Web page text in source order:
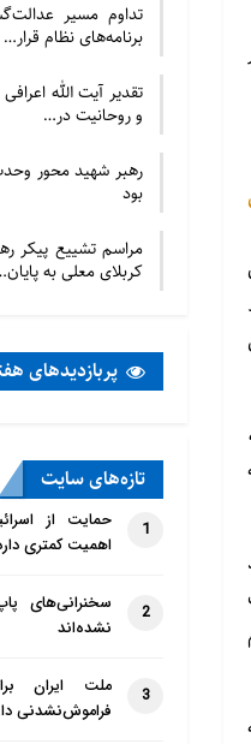
تداوم مسیر
برنامه‌های نظام قرار…
تقدیر آیت الله
و روحانیت در…
رهبر شهید محور
بود
مراسم تشییع پیکر
کربلای معلی به
پربازدید‌های
تازه‌‌های سایت
1
حمایت از
اهمیت کمتری
2
سخنرانی‌های
نشده‌اند
3
ملت ایران
فراموش‌نشدنی